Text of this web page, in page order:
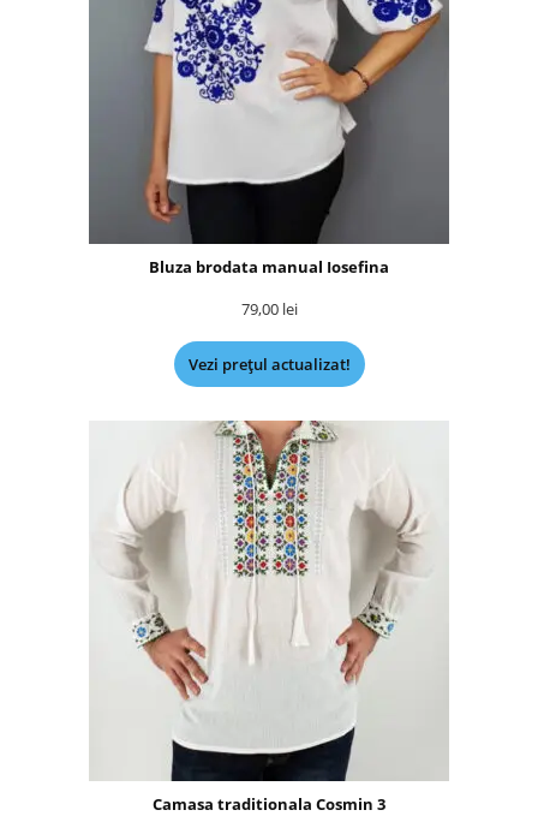
Bluza brodata manual Iosefina
79,00 lei
Vezi prețul actualizat!
Camasa traditionala Cosmin 3